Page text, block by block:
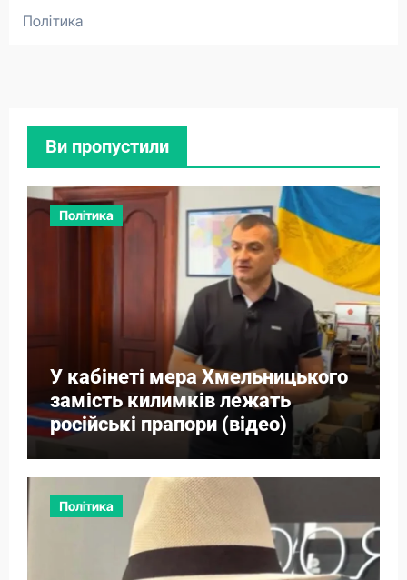
Політика
Ви пропустили
Політика
У кабінеті мера Хмельницького
замість килимків лежать
російські прапори (відео)
Політика